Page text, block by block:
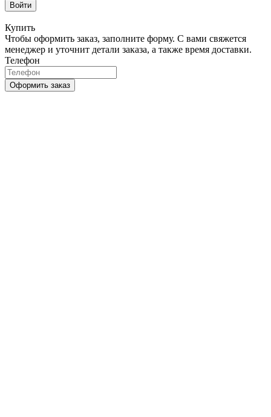
Войти
Купить
Чтобы оформить заказ, заполните форму. С вами свяжется
менеджер и уточнит детали заказа, а также время доставки.
Телефон
Оформить заказ